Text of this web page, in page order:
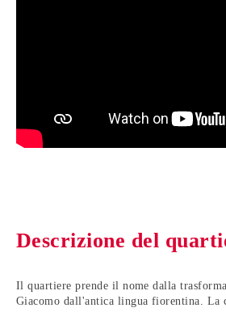
Descrizione del
Il quartiere prende il nome dalla
Giacomo dall'antica lingua fiorentina. La